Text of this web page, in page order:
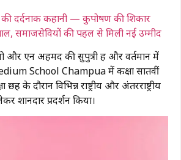
दर्दनाक कहानी — कुपोषण की शिकार
समाजसेवियों की पहल से मिली नई उम्मीद
और एन अहमद की सुपुत्री हैं और वर्तमान में
School Champuaमें कक्षा सातवीं
छह के दौरान विभिन्न राष्ट्रीय और अंतरराष्ट्रीय
शानदार प्रदर्शन किया।